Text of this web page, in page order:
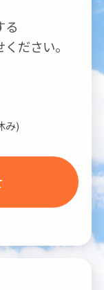
る
ださい。
み)